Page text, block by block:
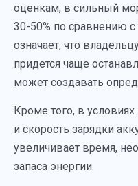
оценкам, в сильный
30-50% по сравнению
означает, что
придется чаще
может создавать
Кроме того, в
и скорость зарядки
увеличивает время,
запаса энергии.